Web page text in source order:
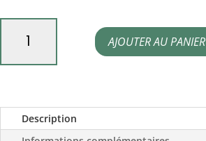
Huile
AJOUTER AU PANIER
Description